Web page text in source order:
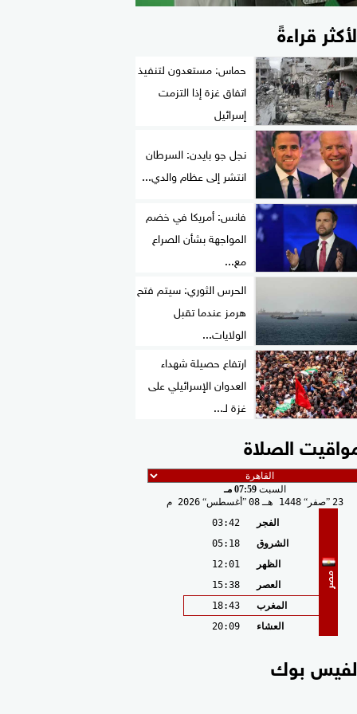
قراءةً
حماس: مستعدون لتنفيذ
اتفاق غزة إذا التزمت
إسرائيل
نجل جو بايدن: السرطان
انتشر إلى عظام والدي...
فانس: أمريكا في خضم
المواجهة بشأن الصراع
مع...
الحرس الثوري: سيتم فتح
هرمز عندما تقبل
الولايات...
ارتفاع حصيلة شهداء
العدوان الإسرائيلي على
غزة لـ...
الصلاة
السبت 07:59 مـ
23 صفر 1448 هـ 08 أغسطس 2026 م
مصر
الفجر
03:42
الشروق
05:18
الظهر
12:01
العصر
15:38
المغرب
18:43
العشاء
20:09
بوك